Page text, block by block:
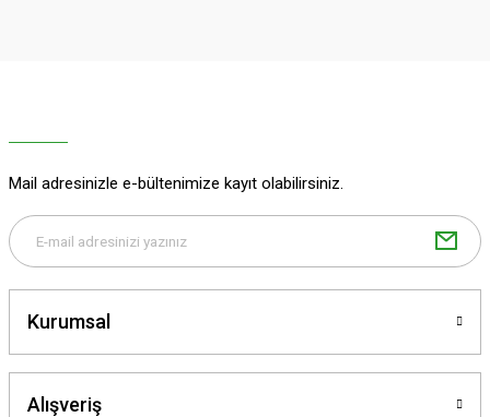
Bu ürüne benzer farklı alternatifler olmalı.
Mail adresinizle e-bültenimize kayıt olabilirsiniz.
Kurumsal
Alışveriş